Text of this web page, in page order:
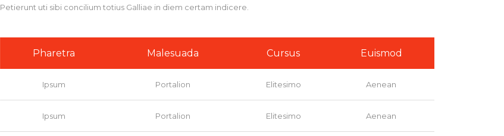
Petierunt uti sibi concilium totius Galliae in diem certam indicere.
Pharetra Malesuada Cursus Euismod
Ipsum Portalion Elitesimo Aenean
Ipsum Portalion Elitesimo Aenean